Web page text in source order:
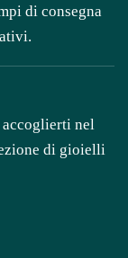
di consegna
accoglierti nel
di gioielli